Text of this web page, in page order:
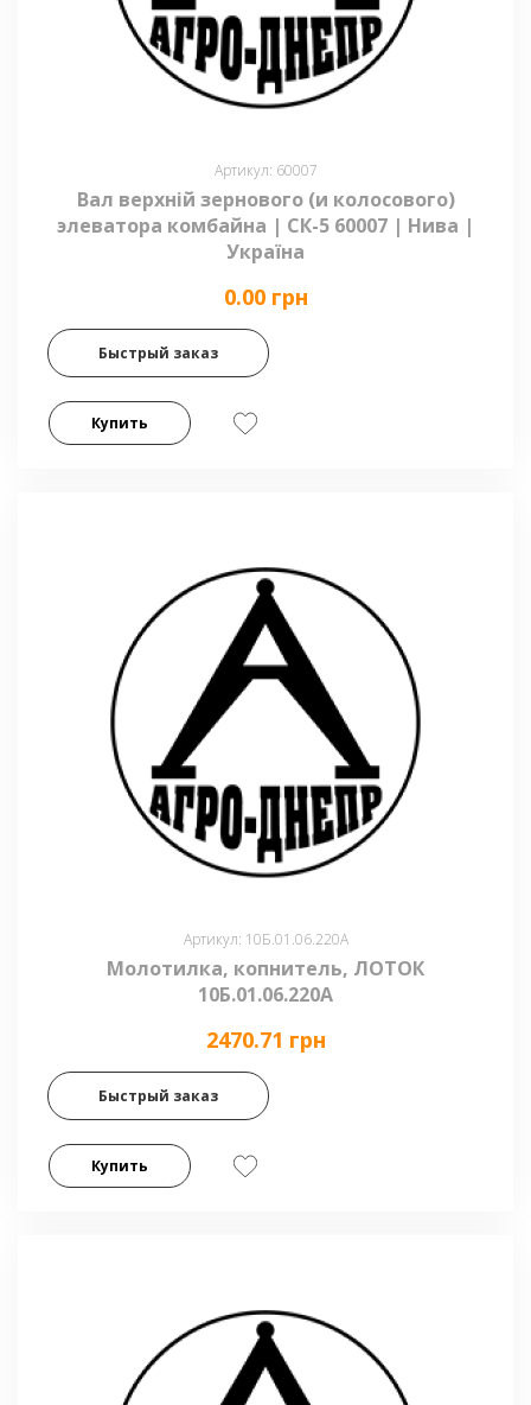
Артикул: 60007
Вал верхній зернового (и колосового)
элеватора комбайна | СК-5 60007 | Нива |
Україна
0.00 грн
Быстрый заказ
Купить
Артикул: 10Б.01.06.220А
Молотилка, копнитель, ЛОТОК
10Б.01.06.220А
2470.71 грн
Быстрый заказ
Купить